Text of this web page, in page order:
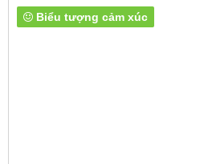
Biểu tượng cảm xúc